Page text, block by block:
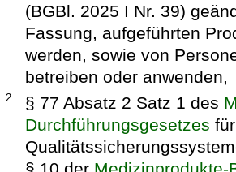
(BGBl. 2025 I Nr. 39)
Fassung, aufgeführten
werden, sowie von
betreiben oder anwenden,
2. § 77 Absatz 2 Satz 1 des
Durchführungsgesetzes